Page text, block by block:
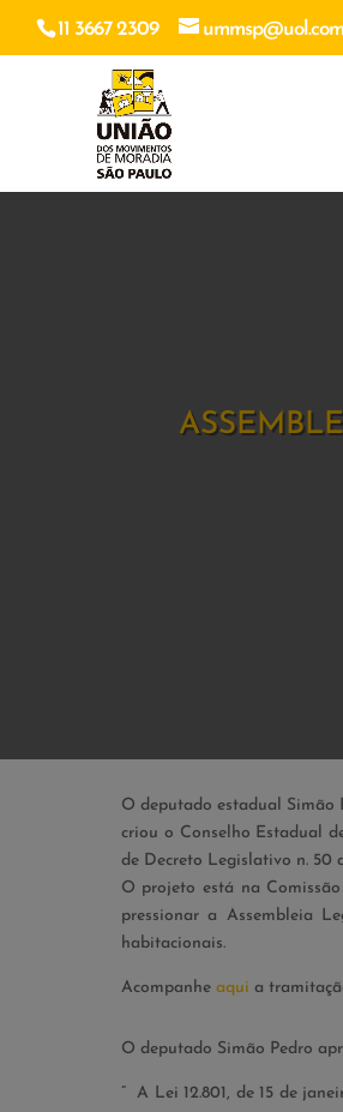
11 3667 2309
O deputado estadual Simão
criou o Conselho Estadual
de Decreto Legislativo n. 50
O projeto está na
pressionar a Assembleia
habitacionais.
Acompanhe aqui a
O deputado Simão Pedro
” A Lei 12.801, de 15 de